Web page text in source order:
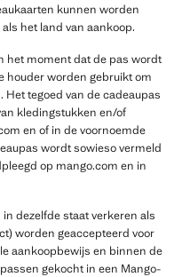
kunnen worden
het land van aankoop.
het moment dat de pas wordt
houder worden gebruikt om
tegoed van de cadeaupas
kledingstukken en/of
en of in de voornoemde
wordt sowieso vermeld
op mango.com en in
dezelfde staat verkeren als
worden geaccepteerd voor
aankoopbewijs en binnen de
gekocht in een Mango-